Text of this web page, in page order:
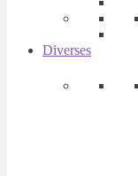
Diverses